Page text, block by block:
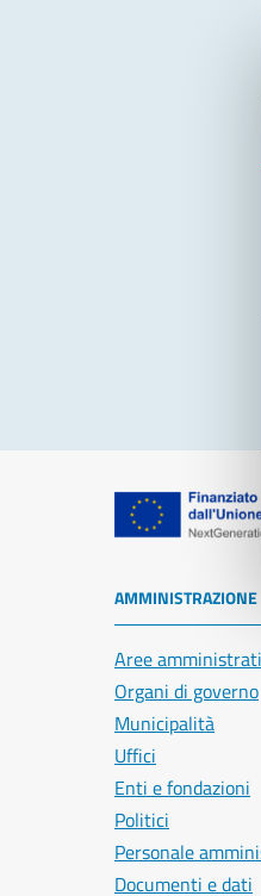
AMMINISTRAZIONE
Aree
Organi di governo
Municipalità
Uffici
Enti e fondazioni
Politici
Personale
Documenti e dati